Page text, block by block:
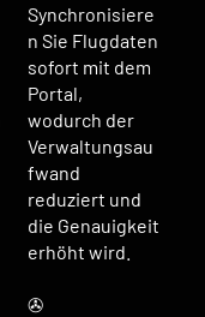
Synchronisiere
n Sie Flugdaten
sofort mit dem
Portal,
wodurch der
Verwaltungsau
fwand
reduziert und
die Genauigkeit
erhöht wird.
✇